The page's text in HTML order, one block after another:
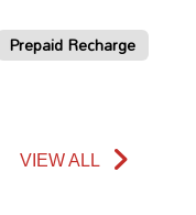
Prepaid Recharge
VIEW ALL